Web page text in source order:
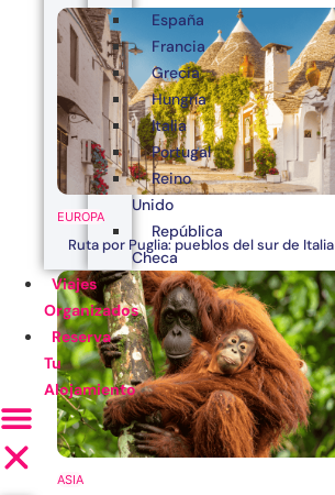
EUROPA
Ruta por Puglia: pueblos del sur de Italia
ASIA
España
Francia
Grecia
Hungría
Italia
Portugal
Reino
Unido
República
Checa
Viajes
Organizados
Reserva
Tu
Alojamiento